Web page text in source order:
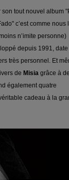
tout nouvel album
c’est comme nous
n’imite personne)
depuis 1991, date
très personnel. Et
de Misia grâce à
également quatre
cadeau à la